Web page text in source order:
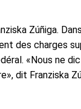
Zúñiga.
des charges
«Nous ne
dit Franziska